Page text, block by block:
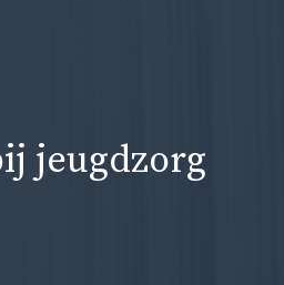
jeugdzorg